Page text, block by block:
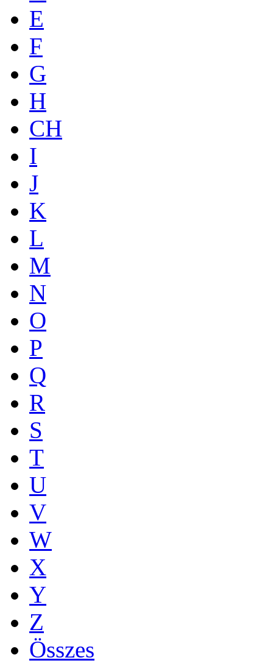
E
F
G
H
CH
I
J
K
L
M
N
O
P
Q
R
S
T
U
V
W
X
Y
Z
Összes